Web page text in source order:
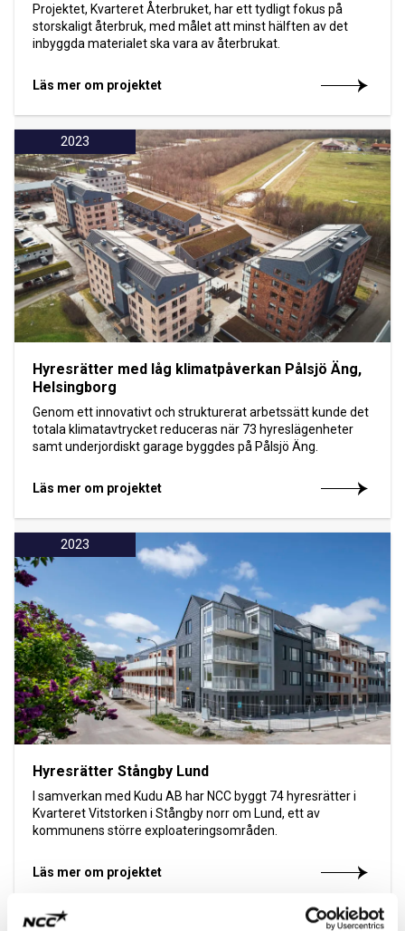
Projektet, Kvarteret Återbruket, har ett tydligt fokus på
storskaligt återbruk, med målet att minst hälften av det
inbyggda materialet ska vara av återbrukat.
Läs mer om projektet
2023
Hyresrätter med låg klimatpåverkan Pålsjö Äng,
Helsingborg
Genom ett innovativt och strukturerat arbetssätt kunde det
totala klimatavtrycket reduceras när 73 hyreslägenheter
samt underjordiskt garage byggdes på Pålsjö Äng.
Läs mer om projektet
2023
Hyresrätter Stångby Lund
I samverkan med Kudu AB har NCC byggt 74 hyresrätter i
Kvarteret Vitstorken i Stångby norr om Lund, ett av
kommunens större exploateringsområden.
Läs mer om projektet